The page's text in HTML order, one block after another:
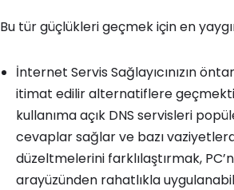
Bu tür güçlükleri geçmek için en
İnternet Servis Sağlayıcınızın
itimat edilir alternatiflere geçmektir.
kullanıma açık DNS servisleri
cevaplar sağlar ve bazı
düzeltmelerini farklılaştırmak,
arayüzünden rahatlıkla